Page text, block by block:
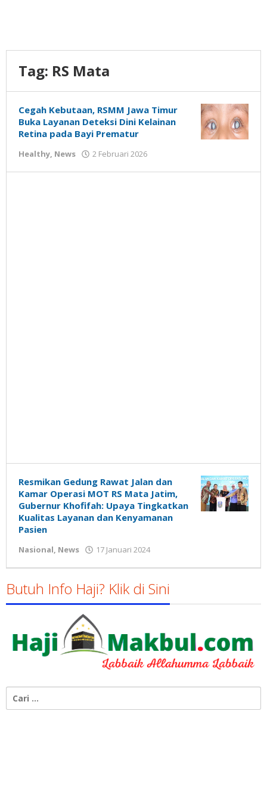
Tag: RS Mata
Cegah Kebutaan, RSMM Jawa Timur
Buka Layanan Deteksi Dini Kelainan
Retina pada Bayi Prematur
Healthy, News 2 Februari 2026
Susanto
Resmikan Gedung Rawat Jalan dan
Kamar Operasi MOT RS Mata Jatim,
Gubernur Khofifah: Upaya Tingkatkan
Kualitas Layanan dan Kenyamanan
Pasien
Nasional, News 17 Januari 2024
Susanto
Butuh Info Haji? Klik di Sini
untuk: